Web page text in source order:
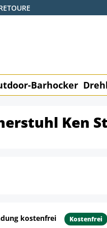
Barhocker
Ken
kostenfrei Kostenfrei